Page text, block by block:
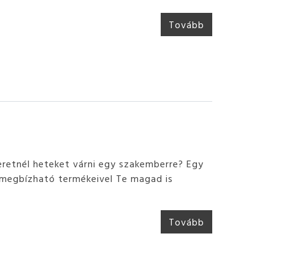
Tovább
heteket várni egy szakemberre? Egy
termékeivel Te magad is
Tovább